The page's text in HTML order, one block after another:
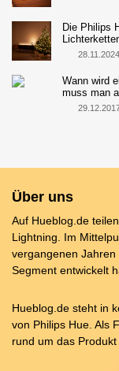
Die Philips
Wann wird
muss man
Über uns
Auf Hueblog.de
Lightning. Im
vergangenen
Segment entwickelt
Hueblog.de steht in
von Philips Hue. Als
rund um das Produkt